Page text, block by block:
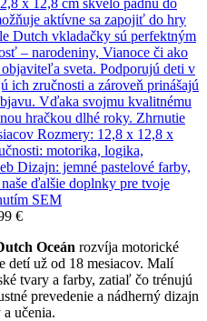
€
Oceán rozvíja motorické
detí už od 18 mesiacov. Malí
tvary a farby, zatiaľ čo trénujú
prevedenie a nádherný dizajn
učenia.